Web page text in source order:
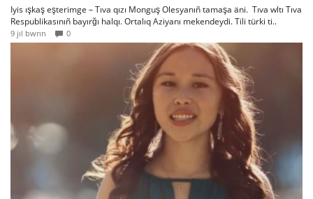
Iyis ışkaş eşterimge – Tıva qızı Monguş Olesyanıñ tamaşa äni. Tıva wltı Tıva
Respublikasınıñ bayırğı halqı. Ortalıq Aziyanı mekendeydi. Tili türki ti..
9 jıl bwrın 0